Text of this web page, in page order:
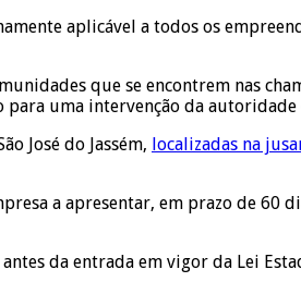
aplicável a todos os
que se encontrem nas
uma intervenção da autoridade
José do Jassém, localizadas na
a apresentar, em prazo de 60
da entrada em vigor da Lei